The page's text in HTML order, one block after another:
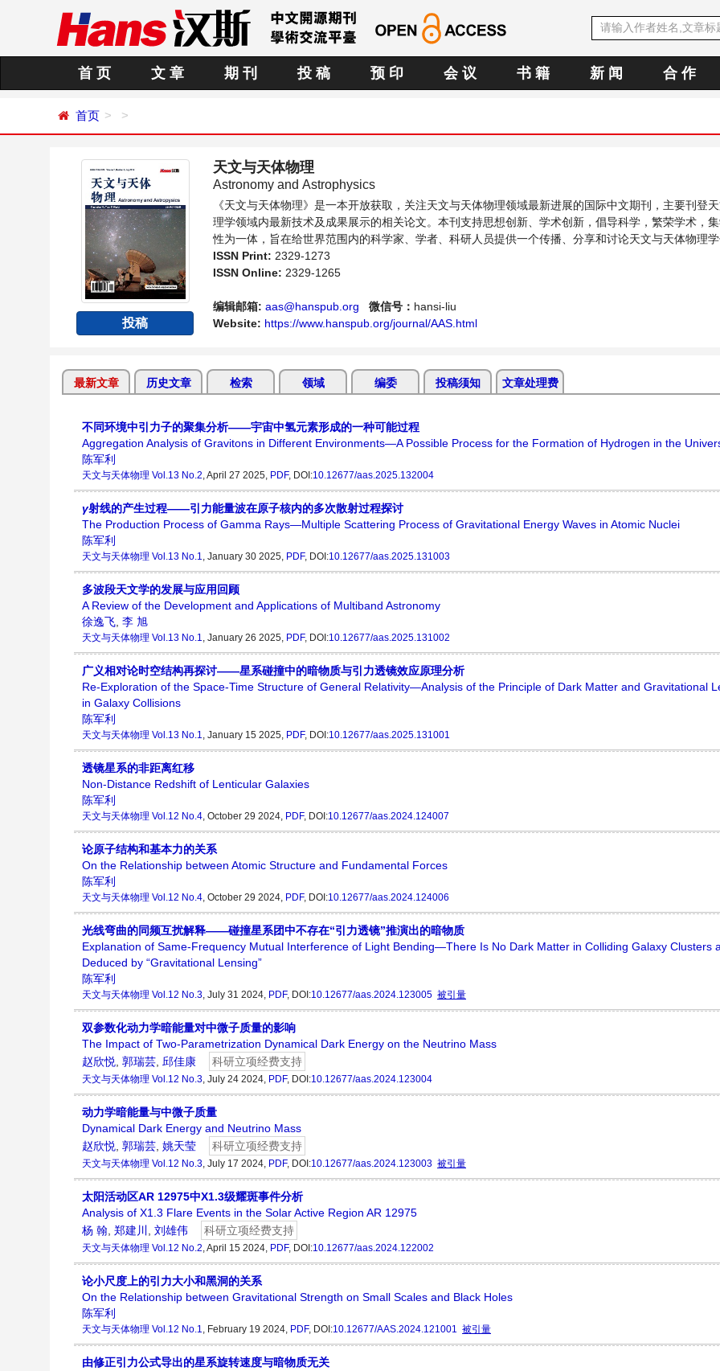
首 页 文 章 期 刊 投 稿 预 印 会 议 书 籍 新 闻 合 作
首页
投稿
天文与天体物理
Astronomy and Astrophysics
《天文与天体物理》是一本开放获取，关注天文与天体物理领域最新进展的国际中文期刊，主要刊登
理学领域内最新技术及成果展示的相关论文。本刊支持思想创新、学术创新，倡导科学，繁荣学术，
性为一体，旨在给世界范围内的科学家、学者、科研人员提供一个传播、分享和讨论天文与天体物理
向问题与发展的交流平台。
ISSN Print: 2329-1273
ISSN Online: 2329-1265
编辑邮箱: aas@hanspub.org 微信号： hansi-liu
Website: https://www.hanspub.org/journal/AAS.html
最新文章 历史文章 检索 领域 编委 投稿须知 文章处理费
不同环境中引力子的聚集分析——宇宙中氢元素形成的一种可能过程
Aggregation Analysis of Gravitons in Different Environments—A Possible Process for the Formation of Hydrogen in the
陈军利
天文与天体物理 Vol.13 No.2, April 27 2025, PDF, DOI:10.12677/aas.2025.132004
γ射线的产生过程——引力能量波在原子核内的多次散射过程探讨
The Production Process of Gamma Rays—Multiple Scattering Process of Gravitational Energy Waves in Atomic Nuclei
陈军利
天文与天体物理 Vol.13 No.1, January 30 2025, PDF, DOI:10.12677/aas.2025.131003
多波段天文学的发展与应用回顾
A Review of the Development and Applications of Multiband Astronomy
徐逸飞, 李 旭
天文与天体物理 Vol.13 No.1, January 26 2025, PDF, DOI:10.12677/aas.2025.131002
广义相对论时空结构再探讨——星系碰撞中的暗物质与引力透镜效应原理分析
Re-Exploration of the Space-Time Structure of General Relativity—Analysis of the Principle of Dark Matter and Gravitational
in Galaxy Collisions
陈军利
天文与天体物理 Vol.13 No.1, January 15 2025, PDF, DOI:10.12677/aas.2025.131001
透镜星系的非距离红移
Non-Distance Redshift of Lenticular Galaxies
陈军利
天文与天体物理 Vol.12 No.4, October 29 2024, PDF, DOI:10.12677/aas.2024.124007
论原子结构和基本力的关系
On the Relationship between Atomic Structure and Fundamental Forces
陈军利
天文与天体物理 Vol.12 No.4, October 29 2024, PDF, DOI:10.12677/aas.2024.124006
光线弯曲的同频互扰解释——碰撞星系团中不存在“引力透镜”推演出的暗物质
Explanation of Same-Frequency Mutual Interference of Light Bending—There Is No Dark Matter in Colliding Galaxy Clusters
Deduced by “Gravitational Lensing”
陈军利
天文与天体物理 Vol.12 No.3, July 31 2024, PDF, DOI:10.12677/aas.2024.123005 被引量
双参数化动力学暗能量对中微子质量的影响
The Impact of Two-Parametrization Dynamical Dark Energy on the Neutrino Mass
赵欣悦, 郭瑞芸, 邱佳康 科研立项经费支持
天文与天体物理 Vol.12 No.3, July 24 2024, PDF, DOI:10.12677/aas.2024.123004
动力学暗能量与中微子质量
Dynamical Dark Energy and Neutrino Mass
赵欣悦, 郭瑞芸, 姚天莹 科研立项经费支持
天文与天体物理 Vol.12 No.3, July 17 2024, PDF, DOI:10.12677/aas.2024.123003 被引量
太阳活动区AR 12975中X1.3级耀斑事件分析
Analysis of X1.3 Flare Events in the Solar Active Region AR 12975
杨 翰, 郑建川 , 刘雄伟 科研立项经费支持
天文与天体物理 Vol.12 No.2, April 15 2024, PDF, DOI:10.12677/aas.2024.122002
论小尺度上的引力大小和黑洞的关系
On the Relationship between Gravitational Strength on Small Scales and Black Holes
陈军利
天文与天体物理 Vol.12 No.1, February 19 2024, PDF, DOI:10.12677/AAS.2024.121001 被引量
由修正引力公式导出的星系旋转速度与暗物质无关